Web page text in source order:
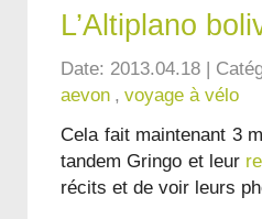
L’Altiplano
Date: 2013.04.18 |
aevon , voyage à vélo
Cela fait maintenant 3
tandem Gringo et leur
récits et de voir leurs